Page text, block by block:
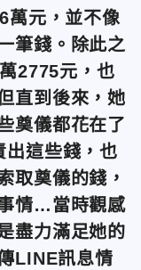
萬元，並不像
筆錢。除此之
2775元，也
直到後來，她
奠儀都花在了
出這些錢，也
取奠儀的錢，
情…當時觀感
盡力滿足她的
LINE訊息情